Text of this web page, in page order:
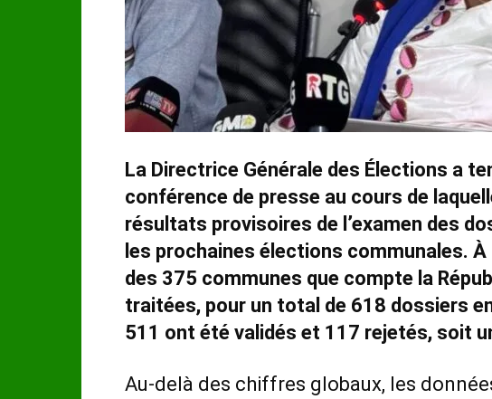
La Directrice Générale des Élections a
conférence de presse au cours de
résultats provisoires de l’examen des
les prochaines élections communales.
des 375 communes que compte la
traitées, pour un total de 618 dossiers
511 ont été validés et 117 rejetés, soit
Au-delà des chiffres globaux, les